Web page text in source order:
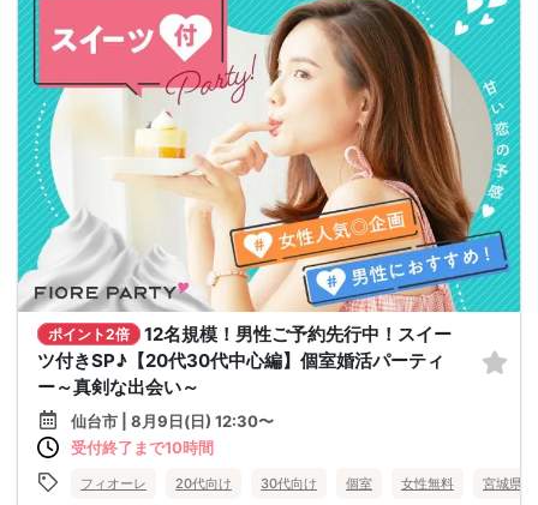
ポイント2倍
12名規模！男性ご予約先行中！スイー
ツ付きSP♪【20代30代中心編】個室婚活パーティ
ー～真剣な出会い～
仙台市 | 8月9日(日) 12:30〜
受付終了まで10時間
フィオーレ 20代向け 30代向け 個室 女性無料 宮城県